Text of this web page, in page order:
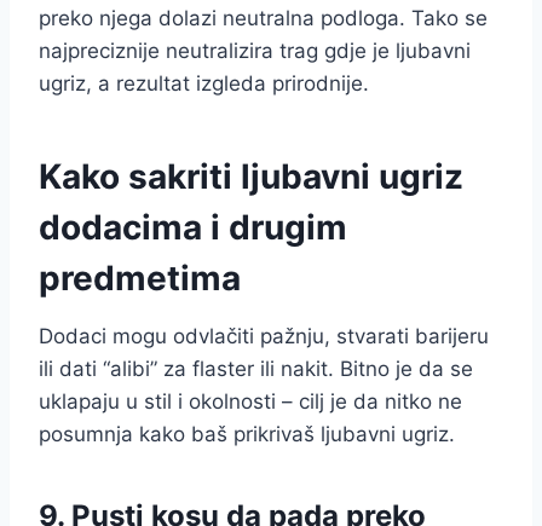
preko njega dolazi neutralna podloga. Tako se
najpreciznije neutralizira trag gdje je ljubavni
ugriz, a rezultat izgleda prirodnije.
Kako sakriti ljubavni ugriz
dodacima i drugim
predmetima
Dodaci mogu odvlačiti pažnju, stvarati barijeru
ili dati “alibi” za flaster ili nakit. Bitno je da se
uklapaju u stil i okolnosti – cilj je da nitko ne
posumnja kako baš prikrivaš ljubavni ugriz.
9. Pusti kosu da pada preko